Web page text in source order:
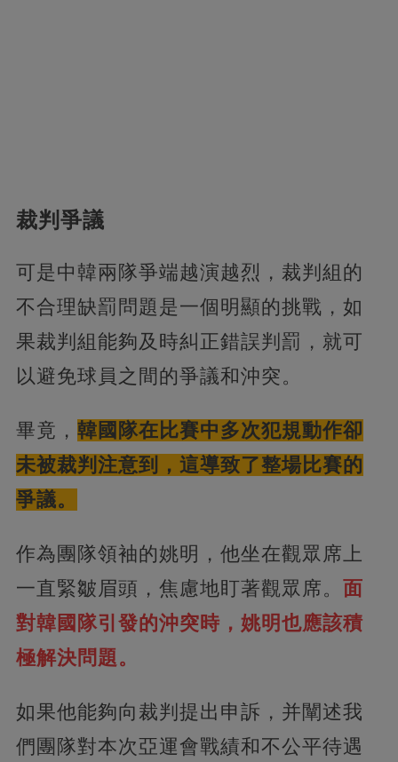
裁判爭議
可是中韓兩隊爭端越演越烈，裁判組的
不合理缺罰問題是一個明顯的挑戰，如
果裁判組能夠及時糾正錯誤判罰，就可
以避免球員之間的爭議和沖突。
畢竟， 韓國隊在比賽中多次犯規動作卻
未被裁判注意到，這導致了整場比賽的
爭議。
作為團隊領袖的姚明，他坐在觀眾席上
一直緊皺眉頭，焦慮地盯著觀眾席。 面
對韓國隊引發的沖突時，姚明也應該積
極解決問題。
如果他能夠向裁判提出申訴，并闡述我
們團隊對本次亞運會戰績和不公平待遇